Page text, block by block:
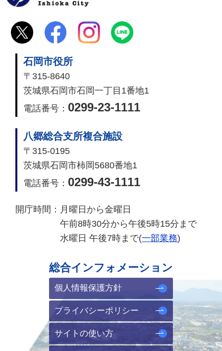
石岡市役所
〒315-8640
茨城県石岡市石岡一丁目1番地1
電話番号： 0299-23-1111
八郷総合支所複合施設
〒315-0195
茨城県石岡市柿岡5680番地1
電話番号： 0299-43-1111
開庁時間： 月曜日から金曜日
午前8時30分から午後5時15分まで
水曜日 午後7時まで(一部業務)
総合インフォメーション
個人情報保護方針
プライバシーポリシー
サイトの使い方